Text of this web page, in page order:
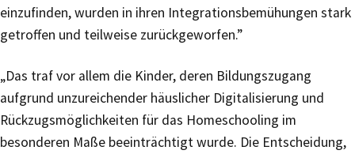
einzufinden, wurden in ihren Integrationsbemühungen stark
getroffen und teilweise zurückgeworfen.”
„Das traf vor allem die Kinder, deren Bildungszugang
aufgrund unzureichender häuslicher Digitalisierung und
Rückzugsmöglichkeiten für das Homeschooling im
besonderen Maße beeinträchtigt wurde. Die Entscheidung,